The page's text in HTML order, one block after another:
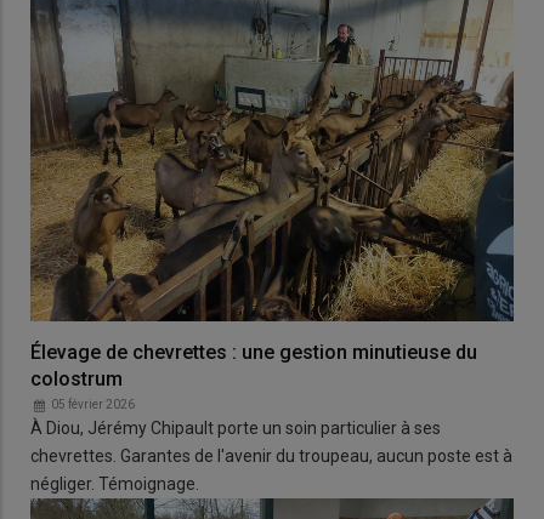
Élevage de chevrettes : une gestion minutieuse du
colostrum
05 février 2026
À Diou, Jérémy Chipault porte un soin particulier à ses
chevrettes. Garantes de l'avenir du troupeau, aucun poste est à
négliger. Témoignage.